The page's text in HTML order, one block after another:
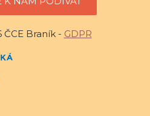
Braník - GDPR